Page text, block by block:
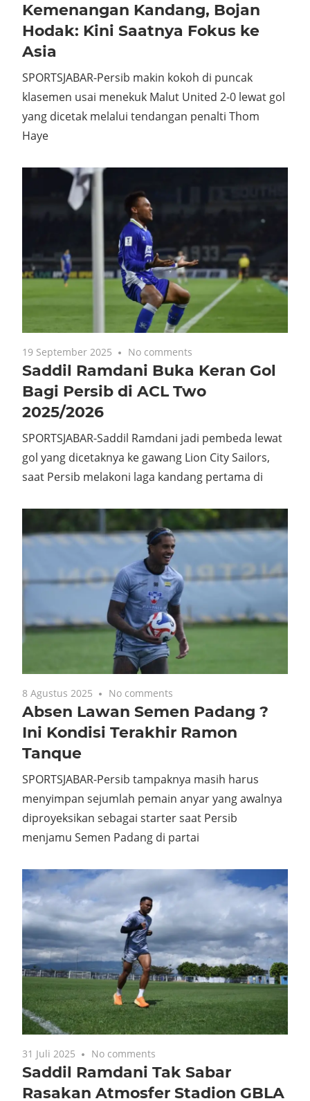
Kemenangan Kandang, Bojan
Hodak: Kini Saatnya Fokus ke
Asia
SPORTSJABAR-Persib makin kokoh di puncak
klasemen usai menekuk Malut United 2-0 lewat gol
yang dicetak melalui tendangan penalti Thom
Haye
19 September 2025 No comments
Saddil Ramdani Buka Keran Gol
Bagi Persib di ACL Two
2025/2026
SPORTSJABAR-Saddil Ramdani jadi pembeda lewat
gol yang dicetaknya ke gawang Lion City Sailors,
saat Persib melakoni laga kandang pertama di
8 Agustus 2025 No comments
Absen Lawan Semen Padang ?
Ini Kondisi Terakhir Ramon
Tanque
SPORTSJABAR-Persib tampaknya masih harus
menyimpan sejumlah pemain anyar yang awalnya
diproyeksikan sebagai starter saat Persib
menjamu Semen Padang di partai
31 Juli 2025 No comments
Saddil Ramdani Tak Sabar
Rasakan Atmosfer Stadion GBLA